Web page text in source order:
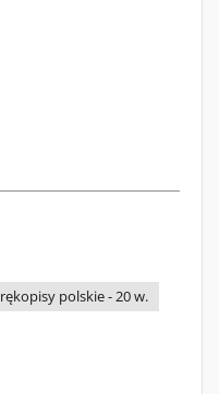
rękopisy polskie - 20 w.